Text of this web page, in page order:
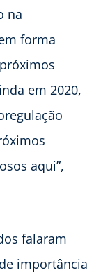
na
forma
em 2020,
aqui”,
falaram
importância